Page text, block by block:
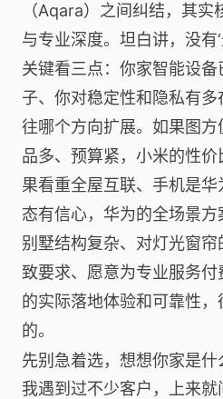
（Aqara）之间纠结，其
与专业深度。坦白讲，没有‘
关键看三点：你家智能设
子、你对稳定性和隐私有
往哪个方向扩展。如果图
品多、预算紧，小米的性
果看重全屋互联、手机是
态有信心，华为的全场景
别墅结构复杂、对灯光窗
致要求、愿意为专业服务
的实际落地体验和可靠性
的。
先别急着选，想想你家是什
我遇到过不少客户，上来